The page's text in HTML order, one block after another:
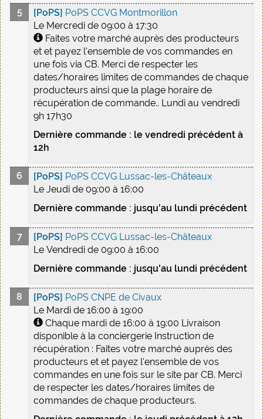
[PoPS] PoPS CCVG Montmorillon
Le Mercredi de 09:00 à 17:30
Faites votre marché auprès des producteurs
et et payez l'ensemble de vos commandes en
une fois via CB. Merci de respecter les
dates/horaires limites de commandes de chaque
producteurs ainsi que la plage horaire de
récupération de commande.. Lundi au vendredi
9h 17h30
Dernière commande : le vendredi précédent à
12h
[PoPS]
PoPS CCVG Lussac-les-Châteaux
Le Jeudi de 09:00 à 16:00
Dernière commande : jusqu'au lundi précédent
[PoPS]
PoPS CCVG Lussac-les-Châteaux
Le Vendredi de 09:00 à 16:00
Dernière commande : jusqu'au lundi précédent
[PoPS] PoPS CNPE de Civaux
Le Mardi de 16:00 à 19:00
Chaque mardi de 16:00 à 19:00 Livraison
disponible à la conciergerie Instruction de
récupération : Faites votre marché auprès des
producteurs et et payez l'ensemble de vos
commandes en une fois sur le site par CB. Merci
de respecter les dates/horaires limites de
commandes de chaque producteurs.